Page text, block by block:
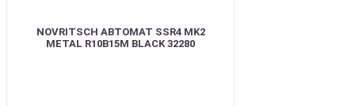
NOVRITSCH АВТОМАТ SSR4 MK2
METAL R10B15M BLACK 32280